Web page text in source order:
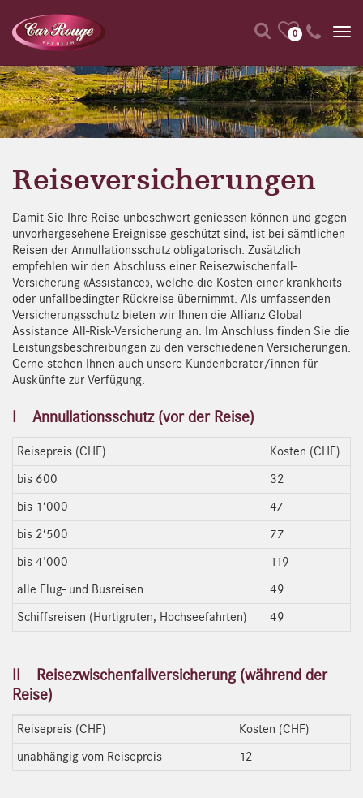
0
Reiseversicherungen
Damit Sie Ihre Reise unbeschwert geniessen können und gegen
unvorhergesehene Ereignisse geschützt sind, ist bei sämtlichen
Reisen der Annullationsschutz obligatorisch. Zusätzlich
empfehlen wir den Abschluss einer Reisezwischenfall-
Versicherung «Assistance», welche die Kosten einer krankheits-
oder unfallbedingter Rückreise übernimmt. Als umfassenden
Versicherungsschutz bieten wir Ihnen die Allianz Global
Assistance All-Risk-Versicherung an. Im Anschluss finden Sie die
Leistungsbeschreibungen zu den verschiedenen Versicherungen.
Gerne stehen Ihnen auch unsere Kundenberater/innen für
Auskünfte zur Verfügung.
I Annullationsschutz (vor der Reise)
Reisepreis (CHF)
Kosten (CHF)
bis 600
32
bis 1‘000
47
bis 2‘500
77
bis 4'000
119
alle Flug- und Busreisen
49
Schiffsreisen (Hurtigruten, Hochseefahrten)
49
II Reisezwischenfallversicherung (während der
Reise)
Reisepreis (CHF)
Kosten (CHF)
unabhängig vom Reisepreis
12